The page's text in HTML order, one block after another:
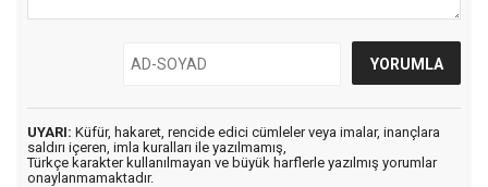
UYARI: Küfür, hakaret, rencide edici cümleler veya imalar, inançlara
saldırı içeren, imla kuralları ile yazılmamış,
Türkçe karakter kullanılmayan ve büyük harflerle yazılmış yorumlar
onaylanmamaktadır.